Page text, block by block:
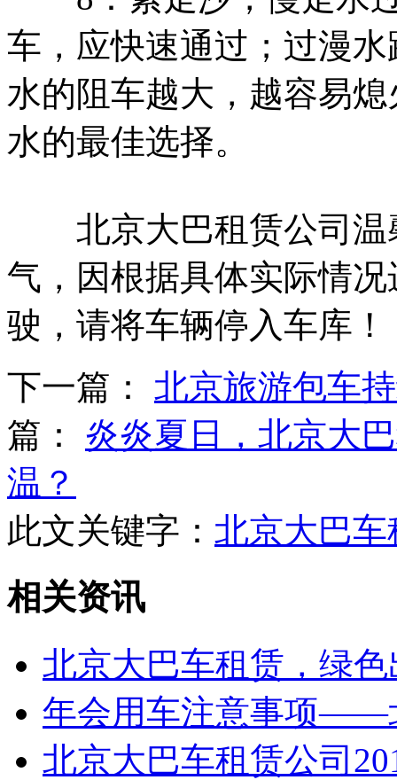
车，应快速通过；过漫
水的阻车越大，越容易
水的最佳选择。
北京大巴租赁公司温
气，因根据具体实际情
驶，请将车辆停入车库！
下一篇： 北京旅游包车
篇： 炎炎夏日，北京大
温？
此文关键字： 北京大巴车
相关资讯
北京大巴车租赁，绿
年会用车注意事项——
北京大巴车租赁公司